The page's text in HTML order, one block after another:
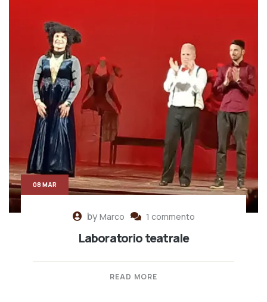
byMarco 1 commento
Laboratorio teatrale
READ MORE
08 MAR